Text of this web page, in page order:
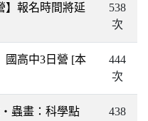
】報名時間將延
538
次
國高中3日營 [本
444
次
蟲畫：科學點
438